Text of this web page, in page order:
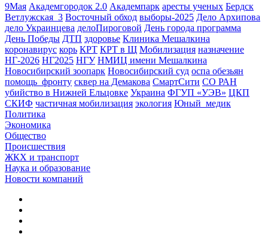
9Мая Академгородок 2.0 Академпарк аресты ученых Бердск
Ветлужская_3 Восточный обход выборы-2025 Дело Архипова
дело Украинцева делоПироговой День города программа
День Победы ДТП здоровье Клиника Мешалкина
коронавирус корь КРТ КРТ в Щ Мобилизация назначение
НГ-2026 НГ2025 НГУ НМИЦ имени Мешалкина
Новосибирский зоопарк Новосибирский суд оспа обезьян
помощь_фронту сквер на Демакова СмартСити СО РАН
убийство в Нижней Ельцовке Украина ФГУП «УЭВ» ЦКП
СКИФ частичная мобилизация экология Юный_медик
Политика
Экономика
Общество
Происшествия
ЖКХ и транспорт
Наука и образование
Новости компаний